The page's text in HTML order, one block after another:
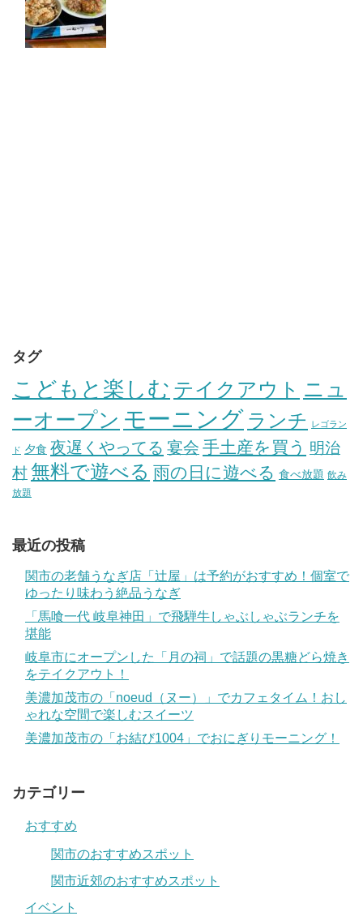
タグ
こどもと楽しむ テイクアウト ニュ
ーオープン モーニング ランチ レゴラン
ド 夕食 夜遅くやってる 宴会 手土産を買う 明治
村無料で遊べる 雨の日に遊べる 食べ放題 飲み
放題
最近の投稿
関市の老舗うなぎ店「辻屋」は予約がおすすめ！個室で
ゆったり味わう絶品うなぎ
「馬喰一代 岐阜神田」で飛騨牛しゃぶしゃぶランチを
堪能
岐阜市にオープンした「月の祠」で話題の黒糖どら焼き
をテイクアウト！
美濃加茂市の「noeud（ヌー）」でカフェタイム！おし
ゃれな空間で楽しむスイーツ
美濃加茂市の「お結び1004」でおにぎりモーニング！
カテゴリー
おすすめ
関市のおすすめスポット
関市近郊のおすすめスポット
イベント